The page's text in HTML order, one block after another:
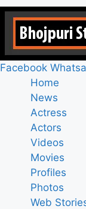
Facebook
Home
News
Actress
Actors
Videos
Movies
Profiles
Photos
Web